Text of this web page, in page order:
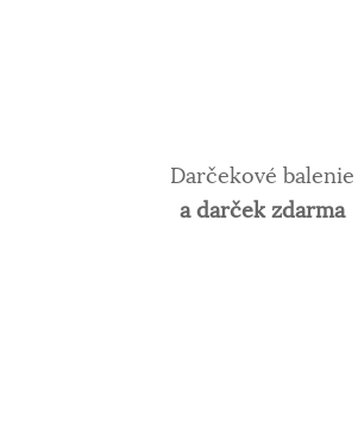
Darčekové balenie
a darček zdarma